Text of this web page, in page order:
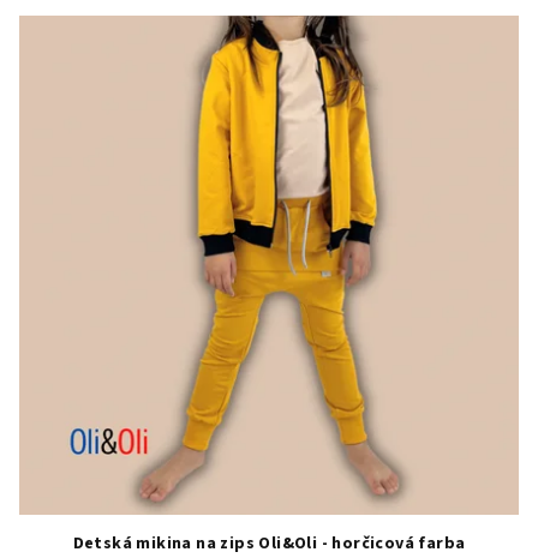
Detská mikina na zips Oli&Oli - horčicová farba